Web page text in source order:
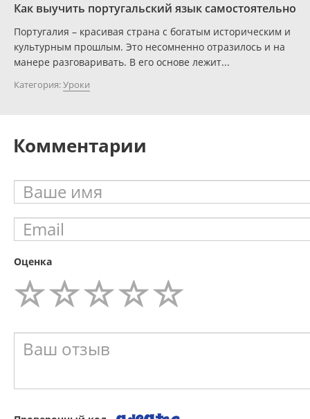
Как выучить португальский язык самостоятельно
Португалия – красивая страна с богатым историческим и
культурным прошлым. Это несомненно отразилось и на
манере разговаривать. В его основе лежит...
Категория:Уроки
Комментарии
Оценка